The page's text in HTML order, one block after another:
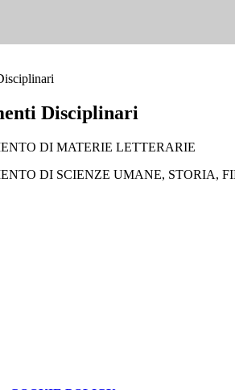
Disciplinari
DI MATERIE LETTERARIE
DI SCIENZE UMANE, STORIA,